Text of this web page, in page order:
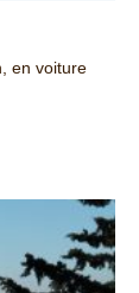
en voiture